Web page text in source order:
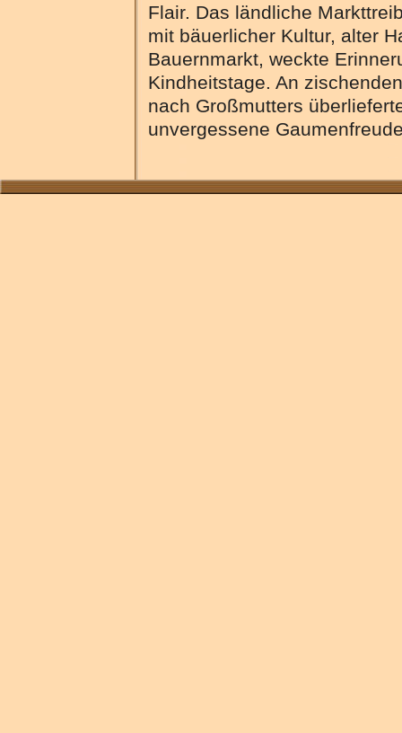
Flair. Das ländliche
mit bäuerlicher Kultur, alter
Bauernmarkt, weckte
Kindheitstage. An
nach Großmutters
unvergessene